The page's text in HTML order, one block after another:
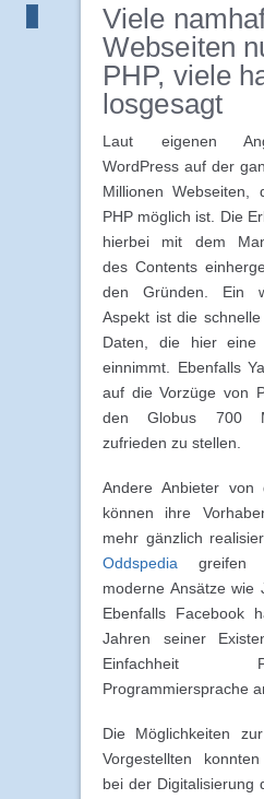
Viele
Webseiten
PHP, viele
losgesagt
Laut eigenen
WordPress auf der
Millionen Webseiten,
PHP möglich ist. Die
hierbei mit dem
des Contents
den Gründen. Ein
Aspekt ist die
Daten, die hier eine
einnimmt. Ebenfalls
auf die Vorzüge von
den Globus 700
zufrieden zu stellen.
Andere Anbieter von
können ihre
mehr gänzlich
Oddspedia greifen
moderne Ansätze wie
Ebenfalls Facebook
Jahren seiner
Programmiersprache
Die Möglichkeiten
Vorgestellten
bei der Digitalisierung